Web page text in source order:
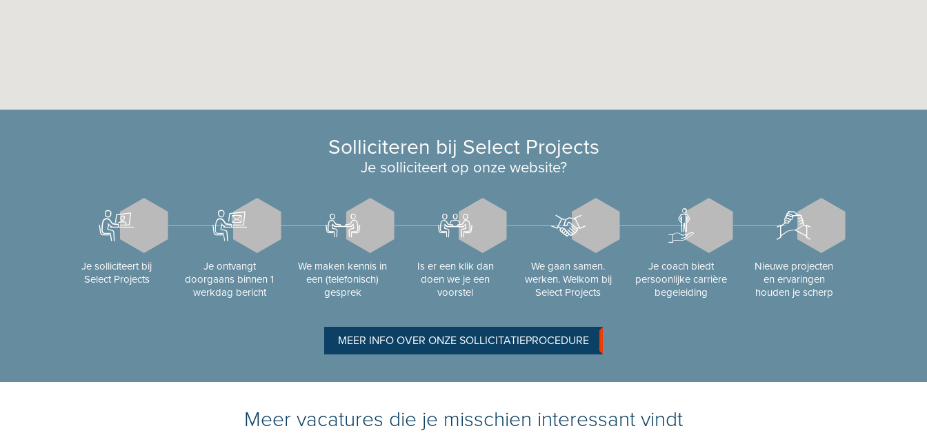
Solliciteren bij Select Projects
Je solliciteert op onze website?
Je solliciteert bij
Select Projects
Je ontvangt
doorgaans binnen 1
werkdag bericht
We maken kennis in
een (telefonisch)
gesprek
Is er een klik dan
doen we je een
voorstel
We gaan samen.
werken. Welkom bij
Select Projects
Je coach biedt
persoonlijke carrière
begeleiding
Nieuwe projecten
en ervaringen
houden je scherp
MEER INFO OVER ONZE SOLLICITATIEPROCEDURE
Meer vacatures die je misschien interessant vindt